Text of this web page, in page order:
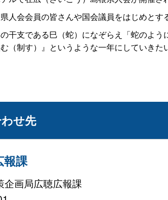
人会会員の皆さんや国会議員をはじめとす
干支である巳（蛇）になぞらえ「蛇のよ
む（制す）』というような一年にしていきた
せ先
報課
企画局広聴広報課